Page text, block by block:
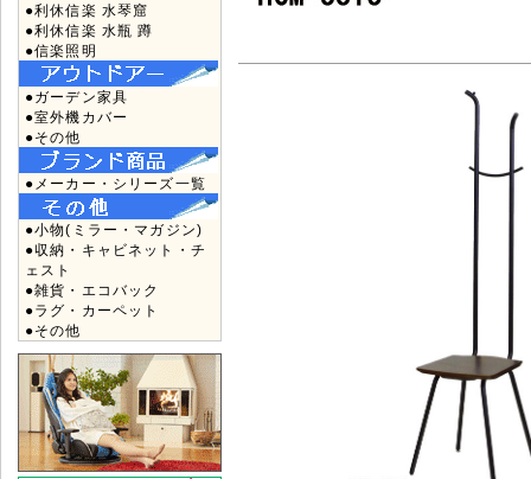
●利休信楽 水琴窟
●利休信楽 水瓶 蹲
●信楽照明
●ガーデン家具
●室外機カバー
●その他
●メーカー・シリーズ一覧
●小物(ミラー・マガジン)
●収納・キャビネット・チ
ェスト
●雑貨・エコバック
●ラグ・カーペット
●その他